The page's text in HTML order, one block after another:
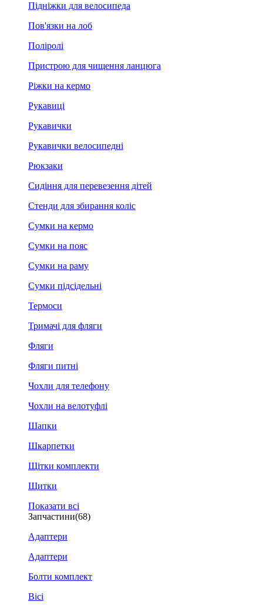
Підніжки для велосипеда
Пов'язки на лоб
Поліролі
Пристрою для чищення ланцюга
Ріжки на кермо
Рукавиці
Рукавички
Рукавички велосипедні
Рюкзаки
Сидіння для перевезення дітей
Стенди для збирання коліс
Сумки на кермо
Сумки на пояс
Сумки на раму
Сумки підсідельні
Термоси
Тримачі для фляги
Фляги
Фляги питні
Чохли для телефону
Чохли на велотуфлі
Шапки
Шкарпетки
Щітки комплекти
Щитки
Показати всі
Запчастини(68)
Адаптери
Адаптери
Болти комплект
Вісі